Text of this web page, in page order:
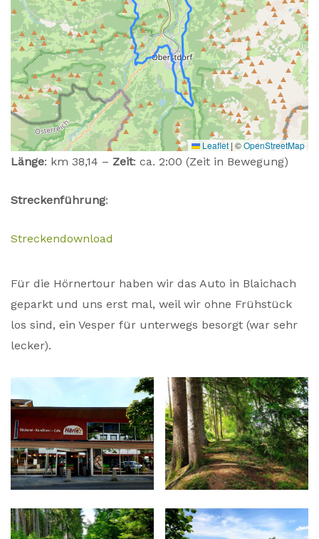
Leaflet | ©OpenStreetMap
Länge: km 38,14 – Zeit: ca. 2:00 (Zeit in Bewegung)
Streckenführung:
Streckendownload
Für die Hörnertour haben wir das Auto in Blaichach
geparkt und uns erst mal, weil wir ohne Frühstück
los sind, ein Vesper für unterwegs besorgt (war sehr
lecker).